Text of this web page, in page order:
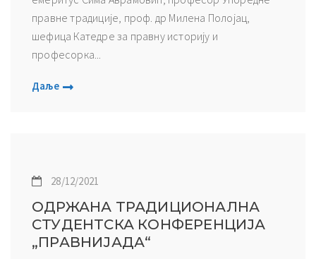
правне традиције, проф. др Милена Полојац,
шефица Катедре за правну историју и
професорка...
Даље
28/12/2021
ОДРЖАНА ТРАДИЦИОНАЛНА
СТУДЕНТСКА КОНФЕРЕНЦИЈА
„ПРАВНИЈАДА“